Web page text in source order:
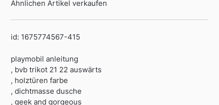
Ähnlichen Artikel verkaufen
id: 1675774567-415
playmobil anleitung
, bvb trikot 21 22 auswärts
, holztüren farbe
, dichtmasse dusche
, geek and gorgeous